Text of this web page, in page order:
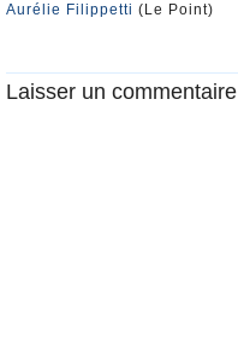
Aurélie Filippetti (Le Point)
Laisser un commentaire